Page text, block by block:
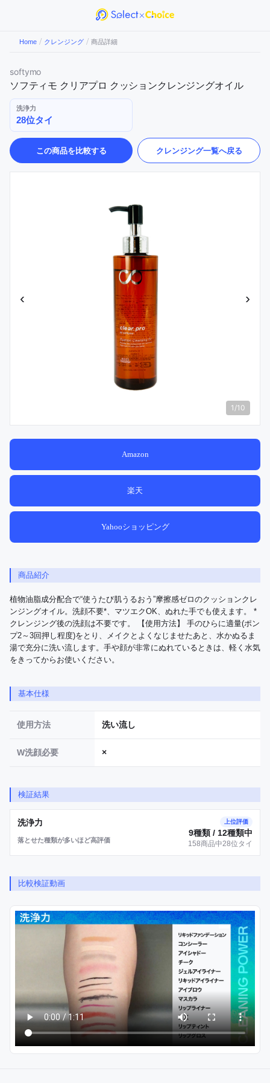
Home / クレンジング / 商品詳細
softymo
ソフティモ クリアプロ クッションクレンジングオイル
洗浄力
28位タイ
この商品を比較する クレンジング一覧へ戻る
‹ ›
1 /10
Amazon
楽天
Yahooショッピング
商品紹介
植物油脂成分配合で“使うたび肌うるおう”摩擦感ゼロのクッションクレ
ンジングオイル。洗顔不要*、マツエクOK、ぬれた手でも使えます。 *
クレンジング後の洗顔は不要です。 【使用方法】 手のひらに適量(ポン
プ2～3回押し程度)をとり、メイクとよくなじませたあと、水かぬるま
湯で充分に洗い流します。手や顔が非常にぬれているときは、軽く水気
をきってからお使いください。
基本仕様
使用方法 洗い流し
W洗顔必要 ×
検証結果
洗浄力
落とせた種類が多いほど高評価
上位評価
9種類 / 12種類中
158商品中28位タイ
比較検証動画